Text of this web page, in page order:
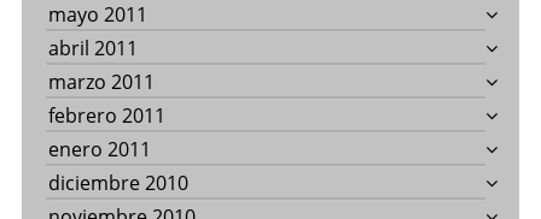
mayo 2011
abril 2011
marzo 2011
febrero 2011
enero 2011
diciembre 2010